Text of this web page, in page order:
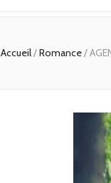
Accueil/Romance/